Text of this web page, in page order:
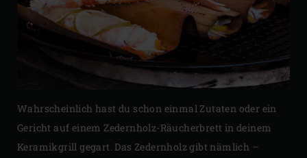
Wahrscheinlich hast du schon einmal Zutaten oder ein
Gericht auf einem Zedernholz-Räucherbrett in deinem
Keramikgrill gegart. Das Zedernholz gibt nämlich –